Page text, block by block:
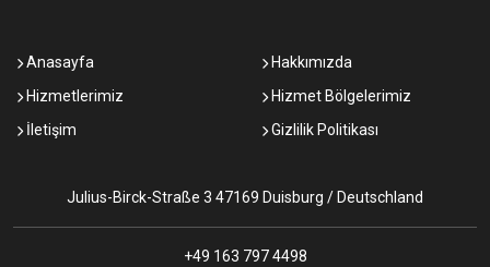
Anasayfa
Hakkımızda
Hizmetlerimiz
Hizmet Bölgelerimiz
İletişim
Gizlilik Politikası
Julius-Birck-Straße 3 47169 Duisburg / Deutschland
+49 163 797 4498